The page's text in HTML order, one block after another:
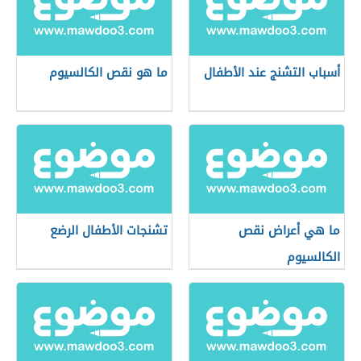
أسباب التشنج عند الأطفال ما هو نقص الكالسيوم
ما هي أعراض نقص
الكالسيوم
تشنجات الأطفال الرضع